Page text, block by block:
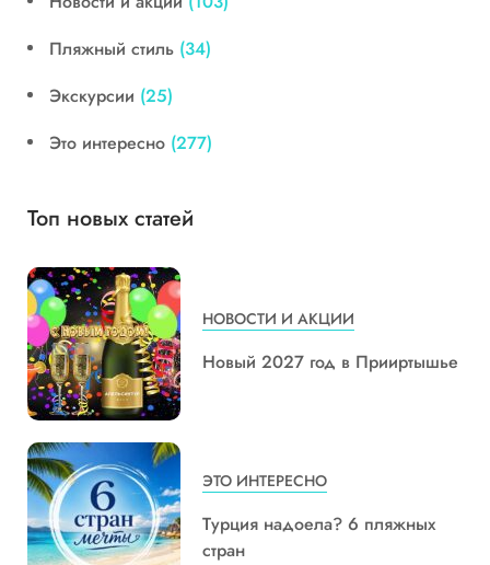
Пляжный стиль (34)
Экскурсии (25)
Это интересно (277)
Топ новых статей
НОВОСТИ И АКЦИИ
Новый 2027 год в Прииртышье
ЭТО ИНТЕРЕСНО
Турция надоела? 6 пляжных
стран